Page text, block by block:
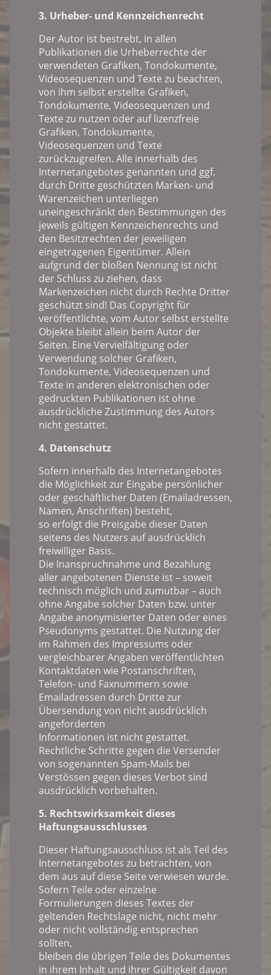
3. Urheber- und Kennzeichenrecht
Der Autor ist bestrebt, in allen
Publikationen die Urheberrechte der
verwendeten Grafiken, Tondokumente,
Videosequenzen und Texte zu beachten,
von ihm selbst erstellte Grafiken,
Tondokumente, Videosequenzen und
Texte zu nutzen oder auf lizenzfreie
Grafiken, Tondokumente,
Videosequenzen und Texte
zurückzugreifen. Alle innerhalb des
Internetangebotes genannten und ggf.
durch Dritte geschützten Marken- und
Warenzeichen unterliegen
uneingeschränkt den Bestimmungen des
jeweils gültigen Kennzeichenrechts und
den Besitzrechten der jeweiligen
eingetragenen Eigentümer. Allein
aufgrund der bloßen Nennung ist nicht
der Schluss zu ziehen, dass
Markenzeichen nicht durch Rechte Dritter
geschützt sind! Das Copyright für
veröffentlichte, vom Autor selbst erstellte
Objekte bleibt allein beim Autor der
Seiten. Eine Vervielfältigung oder
Verwendung solcher Grafiken,
Tondokumente, Videosequenzen und
Texte in anderen elektronischen oder
gedruckten Publikationen ist ohne
ausdrückliche Zustimmung des Autors
nicht gestattet.
4. Datenschutz
Sofern innerhalb des Internetangebotes
die Möglichkeit zur Eingabe persönlicher
oder geschäftlicher Daten (Emailadressen,
Namen, Anschriften) besteht,
so erfolgt die Preisgabe dieser Daten
seitens des Nutzers auf ausdrücklich
freiwilliger Basis.
Die Inanspruchnahme und Bezahlung
aller angebotenen Dienste ist – soweit
technisch möglich und zumutbar – auch
ohne Angabe solcher Daten bzw. unter
Angabe anonymisierter Daten oder eines
Pseudonyms gestattet. Die Nutzung der
im Rahmen des Impressums oder
vergleichbarer Angaben veröffentlichten
Kontaktdaten wie Postanschriften,
Telefon- und Faxnummern sowie
Emailadressen durch Dritte zur
Übersendung von nicht ausdrücklich
angeforderten
Informationen ist nicht gestattet.
Rechtliche Schritte gegen die Versender
von sogenannten Spam-Mails bei
Verstössen gegen dieses Verbot sind
ausdrücklich vorbehalten.
5. Rechtswirksamkeit dieses
Haftungsausschlusses
Dieser Haftungsausschluss ist als Teil des
Internetangebotes zu betrachten, von
dem aus auf diese Seite verwiesen wurde.
Sofern Teile oder einzelne
Formulierungen dieses Textes der
geltenden Rechtslage nicht, nicht mehr
oder nicht vollständig entsprechen
sollten,
bleiben die übrigen Teile des Dokumentes
in ihrem Inhalt und ihrer Gültigkeit davon